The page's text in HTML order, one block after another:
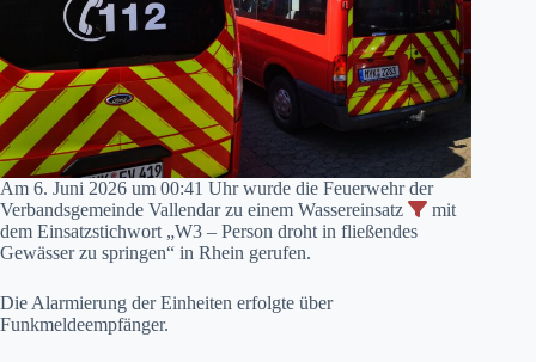
Am 6. Juni 2026 um 00:41 Uhr wurde die Feuerwehr der
Verbandsgemeinde Vallendar zu einem Wassereinsatz
mit
dem Einsatzstichwort „W3 – Person droht in fließendes
Gewässer zu springen“ in Rhein gerufen.
Die Alarmierung der Einheiten erfolgte über
Funkmeldeempfänger.